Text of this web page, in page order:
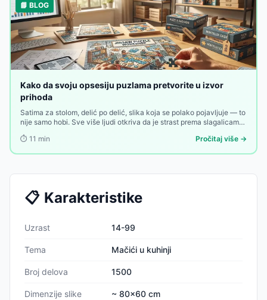
📘 BLOG
Kako da svoju opsesiju puzlama pretvorite u izvor
prihoda
Satima za stolom, delić po delić, slika koja se polako pojavljuje — to
nije samo hobi. Sve više ljudi otkriva da je strast prema slagalicama
⏱️ 11 min Pročitaj više →
📋 Karakteristike
Uzrast 14-99
Tema Mačići u kuhinji
Broj delova 1500
Dimenzije slike ~ 80x60 cm